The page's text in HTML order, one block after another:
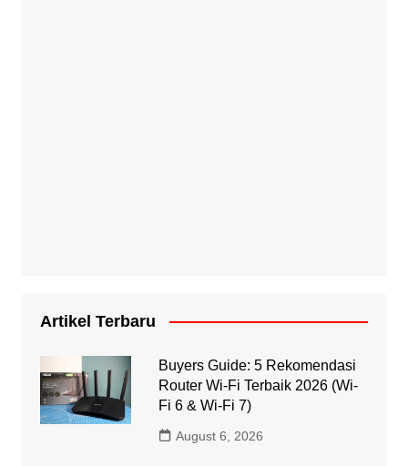
Artikel Terbaru
Buyers Guide: 5 Rekomendasi
Router Wi-Fi Terbaik 2026 (Wi-
Fi 6 & Wi-Fi 7)
August 6, 2026